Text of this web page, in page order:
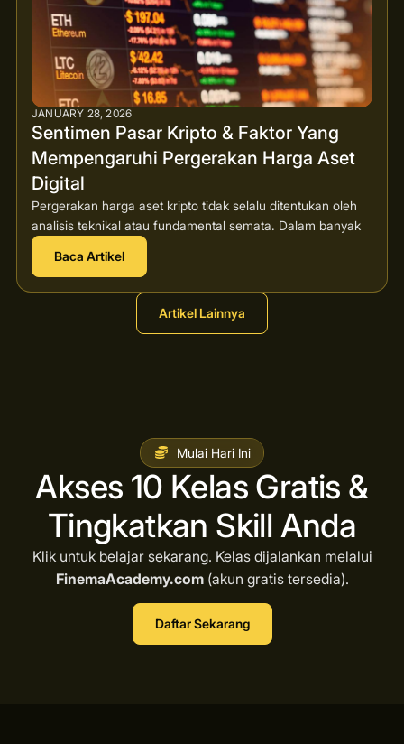
JANUARY 28, 2026
Sentimen Pasar Kripto & Faktor Yang
Mempengaruhi Pergerakan Harga Aset
Digital
Pergerakan harga aset kripto tidak selalu ditentukan oleh
analisis teknikal atau fundamental semata. Dalam banyak
Baca Artikel
Artikel Lainnya
Mulai Hari Ini
Akses 10 Kelas Gratis &
Tingkatkan Skill Anda
Klik untuk belajar sekarang. Kelas dijalankan melalui
FinemaAcademy.com(akun gratis tersedia).
Daftar Sekarang